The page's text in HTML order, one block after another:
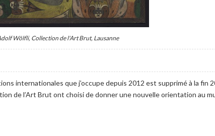
Wölfli, Collection de l'Art Brut, Lausanne
internationales que j’occupe depuis 2012 est supprimé à la fin
de l’Art Brut ont choisi de donner une nouvelle orientation au